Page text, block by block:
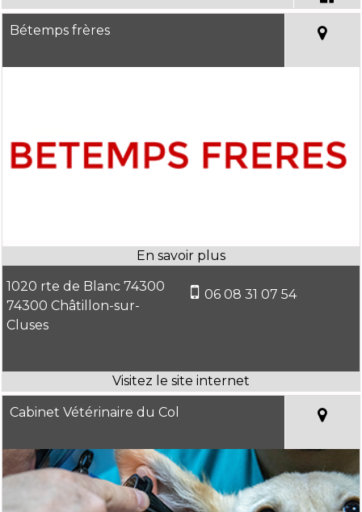
Bétemps frères
1020 rte de Blanc 74300
74300 Châtillon-sur-
Cluses
06 08 31 07 54
Cabinet Vétérinaire du Col